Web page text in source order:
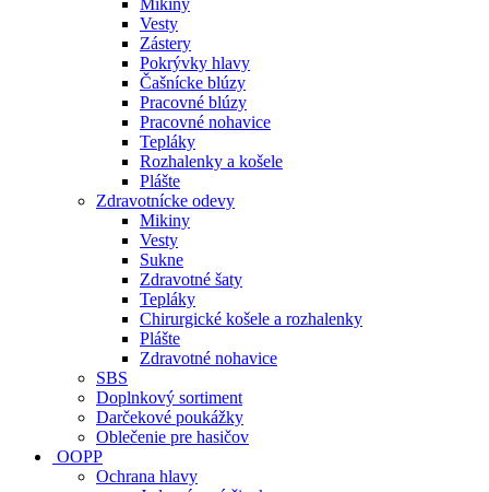
Mikiny
Vesty
Zástery
Pokrývky hlavy
Čašnícke blúzy
Pracovné blúzy
Pracovné nohavice
Tepláky
Rozhalenky a košele
Plášte
Zdravotnícke odevy
Mikiny
Vesty
Sukne
Zdravotné šaty
Tepláky
Chirurgické košele a rozhalenky
Plášte
Zdravotné nohavice
SBS
Doplnkový sortiment
Darčekové poukážky
Oblečenie pre hasičov
OOPP
Ochrana hlavy